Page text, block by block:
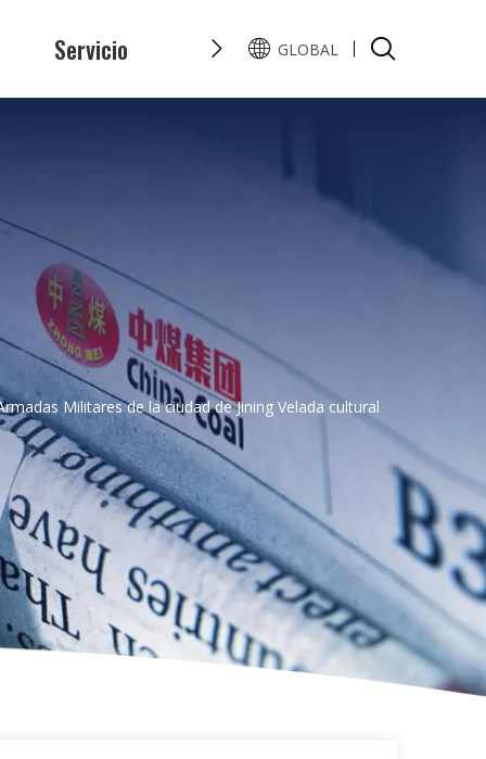
Servicio Honor Preguntas y
GLOBAL
Militares de la ciudad de Jining Velada cultural